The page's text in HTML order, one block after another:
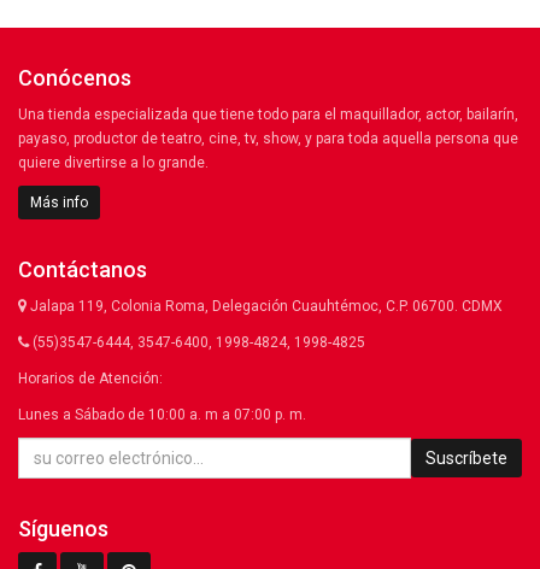
Conócenos
Una tienda especializada que tiene todo para el maquillador, actor, bailarín,
payaso, productor de teatro, cine, tv, show, y para toda aquella persona que
quiere divertirse a lo grande.
Más info
Contáctanos
Jalapa 119, Colonia Roma, Delegación Cuauhtémoc, C.P. 06700. CDMX
(55)3547-6444, 3547-6400, 1998-4824, 1998-4825
Horarios de Atención:
Lunes a Sábado de 10:00 a. m a 07:00 p. m.
Suscríbete
Síguenos